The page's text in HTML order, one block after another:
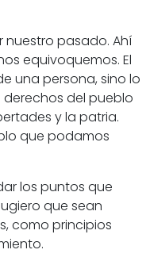
nuestro pasado. Ahí
equivoquemos. El
una persona, sino lo
del pueblo
y la patria.
que podamos
los puntos que
que sean
como principios